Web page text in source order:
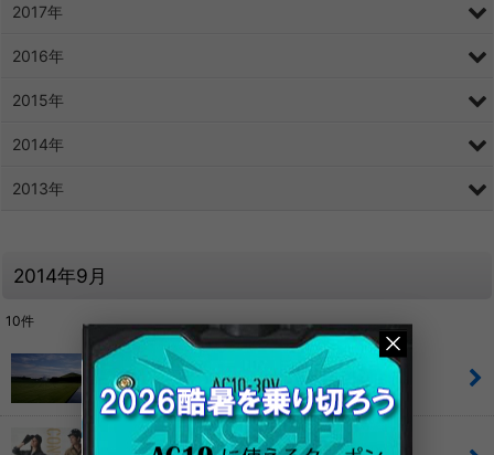
2014年9月
10件
2014年09 月29
ほっかいどうはでっかいどう！（笑）
2014 年09月24日
2017年
2016年
2015年
2014年
2013年